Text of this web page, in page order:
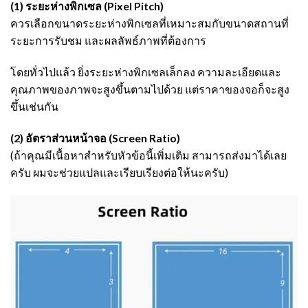
(1) ระยะห่างพิกเซล (Pixel Pitch)
ควรเลือกขนาดระยะห่างพิกเซลที่เหมาะสมกับขนาดสถานที่
ระยะการรับชม และผลลัพธ์ภาพที่ต้องการ
โดยทั่วไปแล้ว ยิ่งระยะห่างพิกเซลเล็กลง ความละเอียดและ
คุณภาพของภาพจะสูงขึ้นตามไปด้วย แต่ราคาของจอก็จะสูง
ขึ้นเช่นกัน
(2) อัตราส่วนหน้าจอ (Screen Ratio)
(ถ้าคุณมีเนื้อหาสำหรับหัวข้อนี้เพิ่มเติม สามารถส่งมาได้เลย
ครับ ผมจะช่วยแปลและเรียบเรียงต่อให้นะครับ)